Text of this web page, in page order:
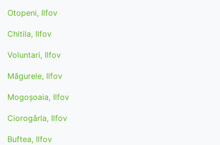
Otopeni, Ilfov
Chitila, Ilfov
Voluntari, Ilfov
Măgurele, Ilfov
Mogoşoaia, Ilfov
Ciorogârla, Ilfov
Buftea, Ilfov